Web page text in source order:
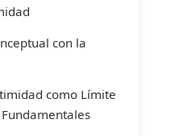
con la
como Límite